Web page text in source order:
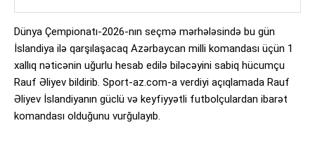
Dünya Çempionatı-2026-nın seçmə mərhələsində bu gün
İslandiya ilə qarşılaşacaq Azərbaycan milli komandası üçün 1
xallıq nəticənin uğurlu hesab edilə biləcəyini sabiq hücumçu
Rauf Əliyev bildirib. Sport-az.com-a verdiyi açıqlamada Rauf
Əliyev İslandiyanın güclü və keyfiyyətli futbolçulardan ibarət
komandası olduğunu vurğulayıb.